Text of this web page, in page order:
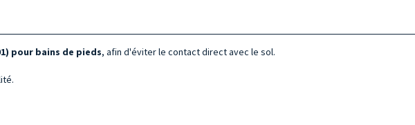
pour bains de pieds, afin d'éviter le contact direct avec le sol.